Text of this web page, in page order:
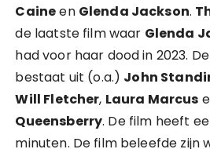
Caineen Glenda Jackson.
de laatste film waar Glenda
had voor haar dood in 2023.
bestaat uit (o.a.) John
Will Fletcher, Laura Marcus
Queensberry. De film heeft
minuten. De film beleefde zijn